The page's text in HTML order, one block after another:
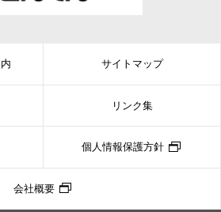
サイトマップ
リンク集
個人情報保護方針
会社概要